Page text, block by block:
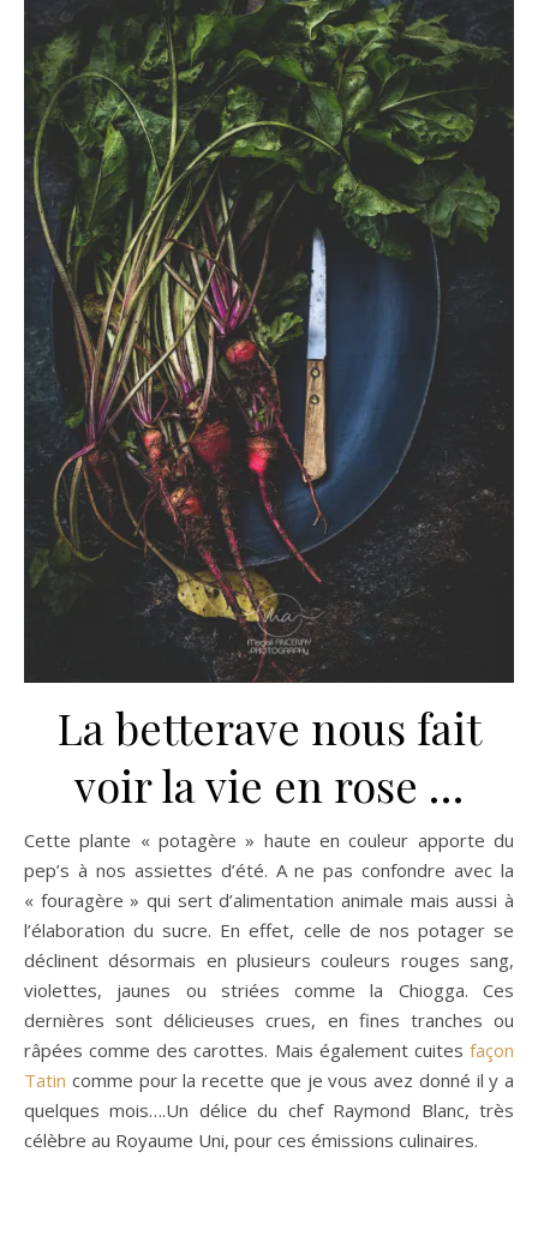
La betterave nous fait
voir la vie en rose …
Cette plante « potagère » haute en couleur apporte du
pep’s à nos assiettes d’été. A ne pas confondre avec la
« fouragère » qui sert d’alimentation animale mais aussi à
l’élaboration du sucre. En effet, celle de nos potager se
déclinent désormais en plusieurs couleurs rouges sang,
violettes, jaunes ou striées comme la Chiogga. Ces
dernières sont délicieuses crues, en fines tranches ou
râpées comme des carottes. Mais également cuites façon
Tatin comme pour la recette que je vous avez donné il y a
quelques mois….Un délice du chef Raymond Blanc, très
célèbre au Royaume Uni, pour ces émissions culinaires.